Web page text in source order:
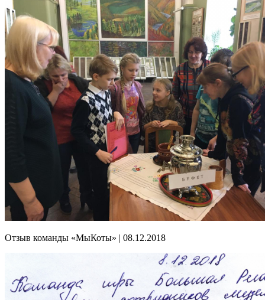
Отзыв команды «МыКоты» | 08.12.2018